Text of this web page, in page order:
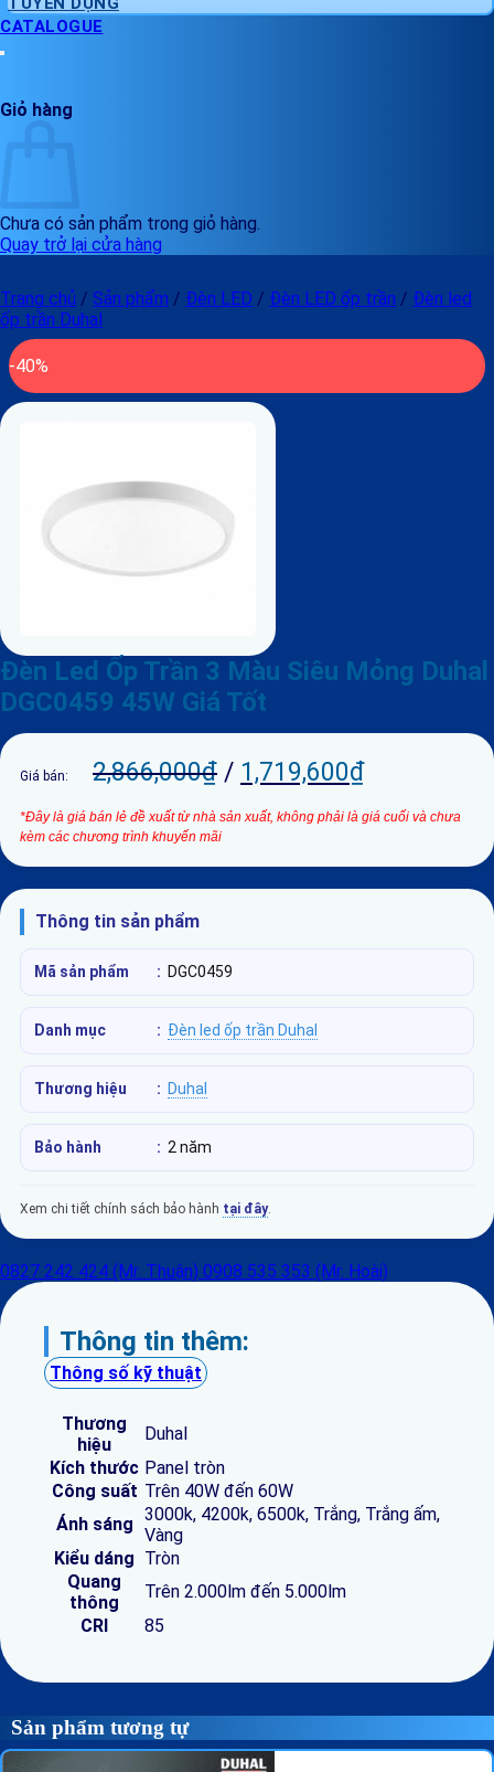
CATALOGUE
Giỏ hàng
Chưa có sản phẩm trong giỏ hàng.
Quay trở lại cửa hàng
Trang chủ / Sản phẩm / Đèn LED / Đèn LED ốp trần / Đèn led
ốp trần Duhal
-40%
Đèn Led Ốp Trần 3 Màu Siêu Mỏng Duhal
DGC0459 45W Giá Tốt
Giá bán: 2,866,000₫ / 1,719,600₫
*Đây là giá bán lẻ đề xuất từ nhà sản xuất, không phải là giá cuối và chưa
kèm các chương trình khuyến mãi
Thông tin sản phẩm
Mã sản phẩm : DGC0459
Danh mục : Đèn led ốp trần Duhal
Thương hiệu : Duhal
Bảo hành : 2 năm
Xem chi tiết chính sách bảo hành tại đây.
0827 242 424 (Mr. Thuận) 0908 535 353 (Mr. Hoài)
Thông tin thêm:
Thông số kỹ thuật
Thương
hiệu
Duhal
Kích thước Panel tròn
Công suất Trên 40W đến 60W
Ánh sáng 3000k, 4200k, 6500k, Trắng, Trắng ấm,
Vàng
Kiểu dáng Tròn
Quang
thông
Trên 2.000lm đến 5.000lm
CRI
85
Sản phẩm tương tự